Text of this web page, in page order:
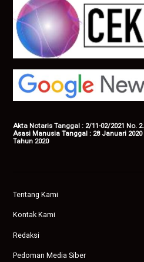
Akta Notaris Tanggal : 2/11-02/2021 No.
Asasi Manusia Tanggal : 28 Januari 2020
Tahun 2020
Tentang Kami
Kontak Kami
Redaksi
Pedoman Media Siber